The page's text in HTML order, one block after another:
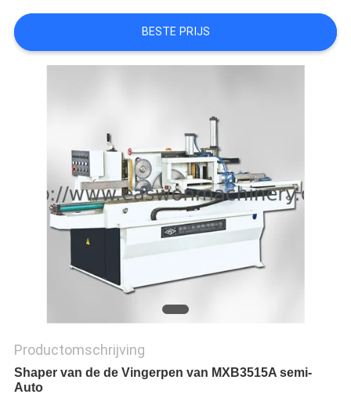
POLICY
BESTE PRIJS
Productomschrijving
Shaper van de de Vingerpen van MXB3515A semi-
Auto